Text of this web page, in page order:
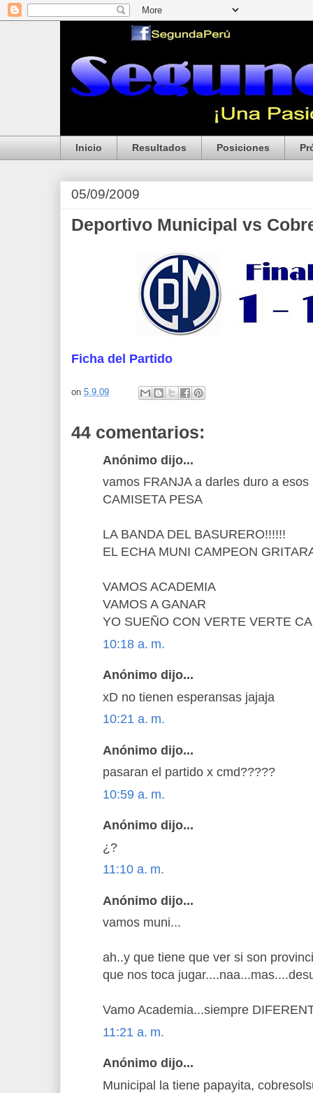
Inicio Resultados Posiciones
05/09/2009
Deportivo Municipal vs
Ficha del Partido
on 5.9.09
44 comentarios:
Anónimo dijo...
vamos FRANJA a darles duro a
CAMISETA PESA
LA BANDA DEL BASURERO!!!!!!
EL ECHA MUNI CAMPEON
VAMOS ACADEMIA
VAMOS A GANAR
YO SUEÑO CON VERTE VERTE
10:18 a. m.
Anónimo dijo...
xD no tienen esperansas jajaja
10:21 a. m.
Anónimo dijo...
pasaran el partido x cmd?????
10:59 a. m.
Anónimo dijo...
¿?
11:10 a. m.
Anónimo dijo...
vamos muni...
ah..y que tiene que ver si son
que nos toca
Vamo Academia...siempre
11:21 a. m.
Anónimo dijo...
Municipal la tiene papayita,